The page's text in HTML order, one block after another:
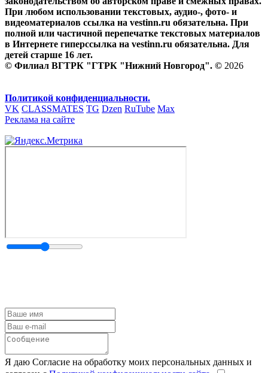
При любом использовании текстовых, аудио-, фото- и
видеоматериалов ссылка на vestinn.ru обязательна. При
полной или частичной перепечатке текстовых материалов
в Интернете гиперссылка на vestinn.ru обязательна. Для
детей старше 16 лет.
© Филиал ВГТРК "ГТРК "Нижний Новгород". © 2026
Политикой конфиденциальности.
VK CLASSMATES TG Dzen RuTube Max
Реклама на сайте
Я даю Согласие на обработку моих персональных данных и